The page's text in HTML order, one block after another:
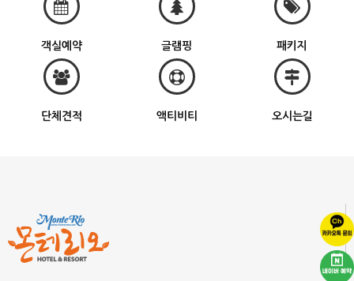
객실예약 글램핑 패키지
단체견적 액티비티 오시는길